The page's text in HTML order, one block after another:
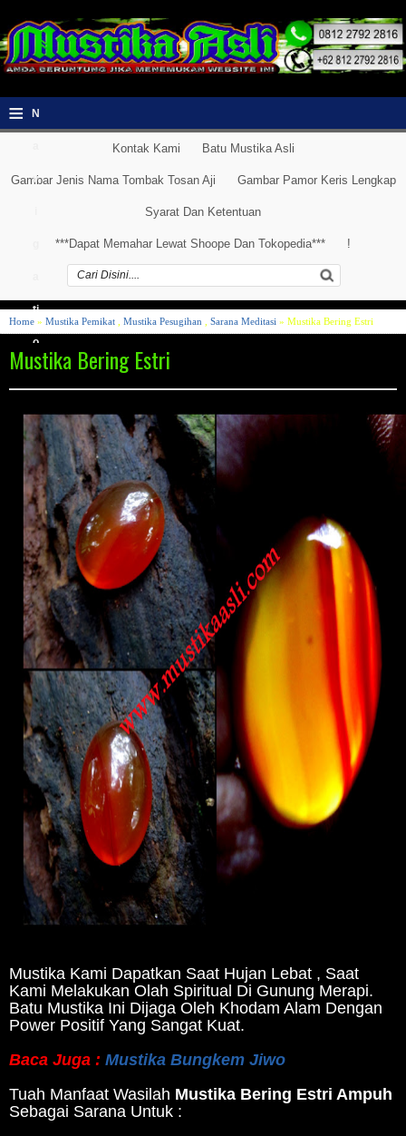
≡ N
v
ti
o
Kontak Kami Batu Mustika Asli
Gambar Jenis Nama Tombak Tosan Aji Gambar Pamor Keris Lengkap
Syarat Dan Ketentuan
***Dapat Memahar Lewat Shoope Dan Tokopedia*** !
Home » Mustika Pemikat Mustika Pesugihan Sarana Meditasi » Mustika Bering Estri
Mustika Bering Estri
Mustika Kami Dapatkan Saat Hujan Lebat , Saat
Kami Melakukan Olah Spiritual Di Gunung Merapi.
Batu Mustika Ini Dijaga Oleh Khodam Alam Dengan
Power Positif Yang Sangat Kuat.
Baca Juga : Mustika Bungkem Jiwo
Tuah Manfaat Wasilah Mustika Bering Estri Ampuh
Sebagai Sarana Untuk :